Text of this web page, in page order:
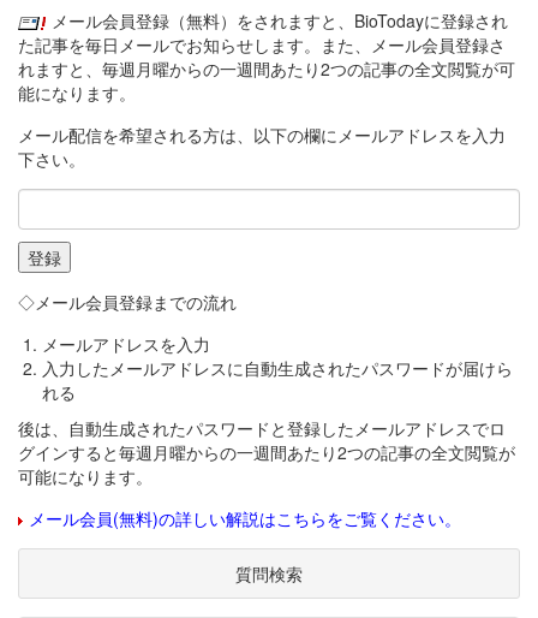
メール会員登録（無料）をされますと、BioTodayに登録され
た記事を毎日メールでお知らせします。また、メール会員登録さ
れますと、毎週月曜からの一週間あたり2つの記事の全文閲覧が可
能になります。
メール配信を希望される方は、以下の欄にメールアドレスを入力
下さい。
◇メール会員登録までの流れ
メールアドレスを入力
入力したメールアドレスに自動生成されたパスワードが届けら
れる
後は、自動生成されたパスワードと登録したメールアドレスでロ
グインすると毎週月曜からの一週間あたり2つの記事の全文閲覧が
可能になります。
メール会員(無料)の詳しい解説はこちらをご覧ください。
質問検索